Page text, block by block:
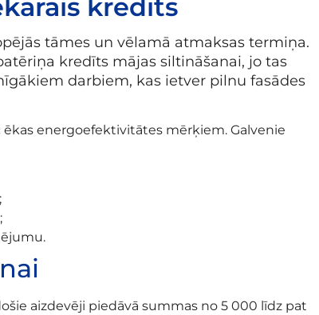
kredīts
tāmes un vēlamā atmaksas termiņa.
kredīts mājas siltināšanai, jo tas
darbiem, kas ietver pilnu fasādes
energoefektivitātes mērķiem. Galvenie
aizdevēji piedāvā summas no 5 000 līdz pat